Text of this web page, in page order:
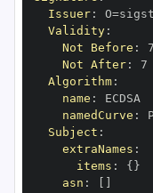
Issuer:
Validity:
Not Before :
Not After: 7
Algorithm:
name :
namedCurve :
Subject :
extraNames :
items : { }
asn :